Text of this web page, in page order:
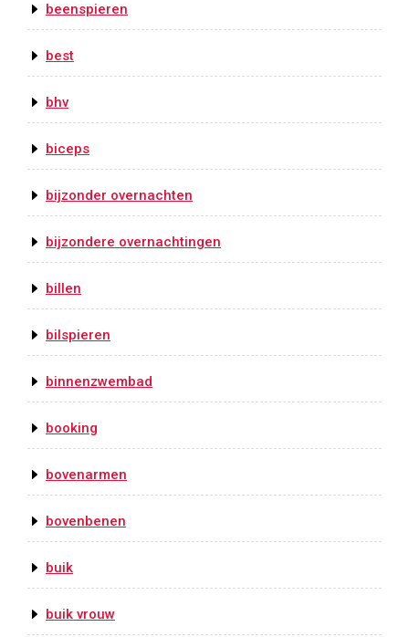
beenspieren
best
bhv
biceps
bijzonder overnachten
bijzondere overnachtingen
billen
bilspieren
binnenzwembad
booking
bovenarmen
bovenbenen
buik
buik vrouw